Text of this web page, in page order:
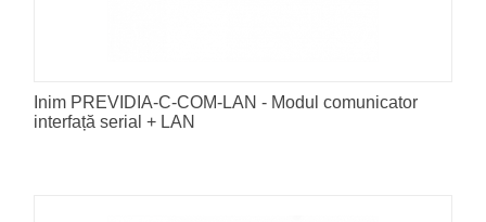
Inim PREVIDIA-C-COM-LAN - Modul comunicator
interfață serial + LAN